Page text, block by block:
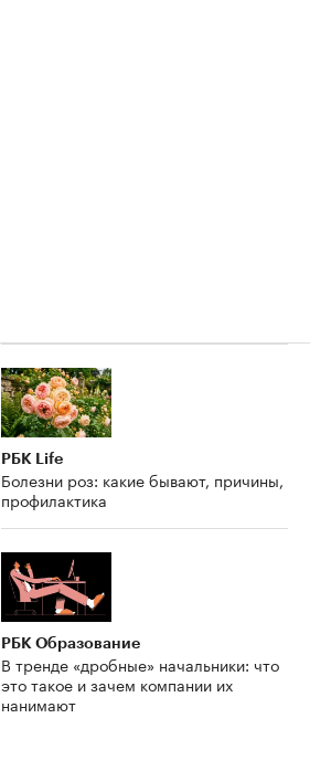
РБК Life
Болезни роз: какие бывают, причины,
профилактика
РБК Образование
В тренде «дробные» начальники: что
это такое и зачем компании их
нанимают